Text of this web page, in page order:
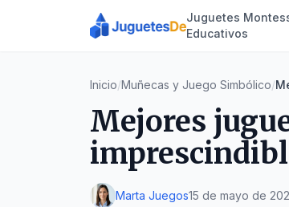
Juguetes
Educativos
Inicio/Muñecas y Juego Simbólico/
Mejores
Marta Juegos15 de mayo de